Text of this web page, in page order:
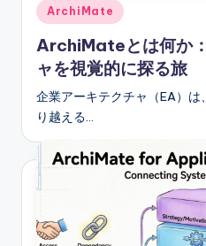
Posted
in
ArchiMate
ArchiMateとは何か
ャを視覚的に探る旅
企業アーキテクチャ（EA）
り越える…